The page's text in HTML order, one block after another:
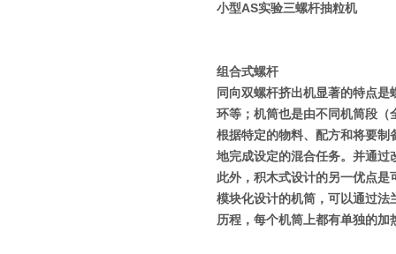
小型AS实验三螺杆抽粒机
组合式螺杆
同向双螺杆挤出机显著的特点是
环等；机筒也是由不同机筒段
根据特定的物料、配方和将要
地完成设定的混合任务。并通
此外，积木式设计的另一优点
模块化设计的机筒，可以通过
历程，每个机筒上都有单独的加